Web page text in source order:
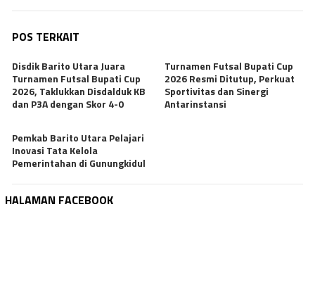
POS TERKAIT
Disdik Barito Utara Juara
Turnamen Futsal Bupati Cup
2026, Taklukkan Disdalduk KB
dan P3A dengan Skor 4-0
Turnamen Futsal Bupati Cup
2026 Resmi Ditutup, Perkuat
Sportivitas dan Sinergi
Antarinstansi
Pemkab Barito Utara Pelajari
Inovasi Tata Kelola
Pemerintahan di Gunungkidul
HALAMAN FACEBOOK